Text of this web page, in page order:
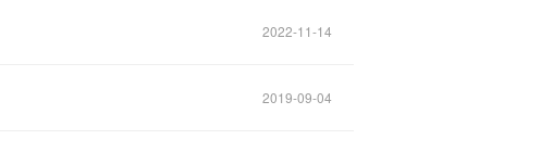
2022-11-14
2019-09-04